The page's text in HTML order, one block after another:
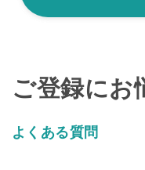
ご登録にお
よくある質問